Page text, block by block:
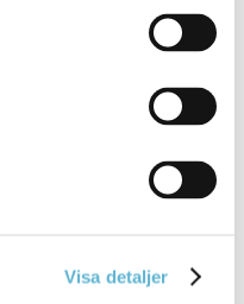
Visa detaljer